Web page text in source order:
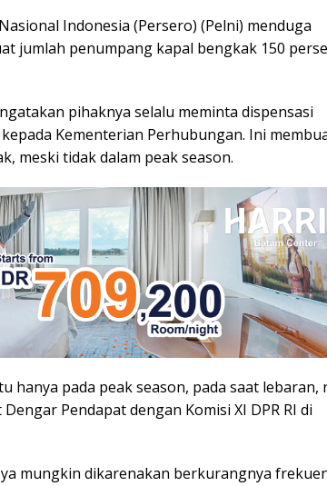
Indonesia (Persero) (Pelni) menduga
jumlah penumpang kapal bengkak 150
pihaknya selalu meminta dispensasi
Kementerian Perhubungan. Ini
meski tidak dalam peak season.
hanya pada peak season, pada saat lebaran,
Pendapat dengan Komisi XI DPR RI di
mungkin dikarenakan berkurangnya